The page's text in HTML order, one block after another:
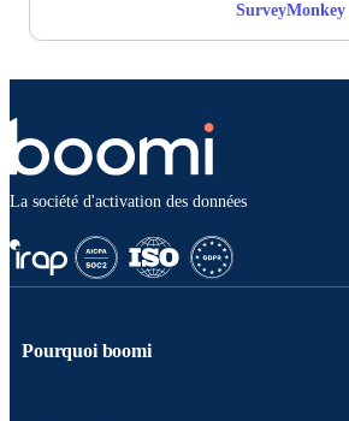
La société d'activation des données
Pourquoi boomi